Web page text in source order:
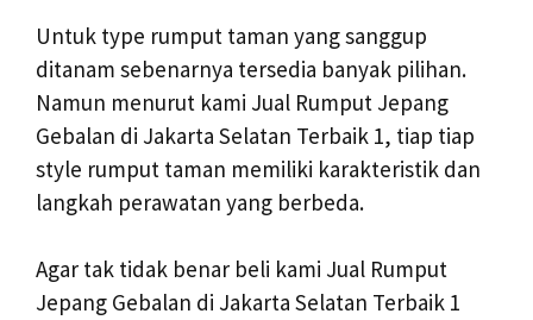
Untuk type rumput taman yang sanggup
ditanam sebenarnya tersedia banyak pilihan.
Namun menurut kami Jual Rumput Jepang
Gebalan di Jakarta Selatan Terbaik 1, tiap tiap
style rumput taman memiliki karakteristik dan
langkah perawatan yang berbeda.
Agar tak tidak benar beli kami Jual Rumput
Jepang Gebalan di Jakarta Selatan Terbaik 1